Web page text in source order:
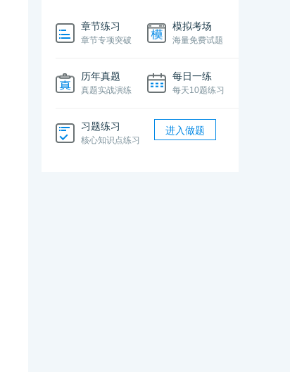
章节练习
章节专项突破
模拟考场
海量免费试题
历年真题
真题实战演练
每日一练
每天10题练习
习题练习
核心知识点练习
进入做题